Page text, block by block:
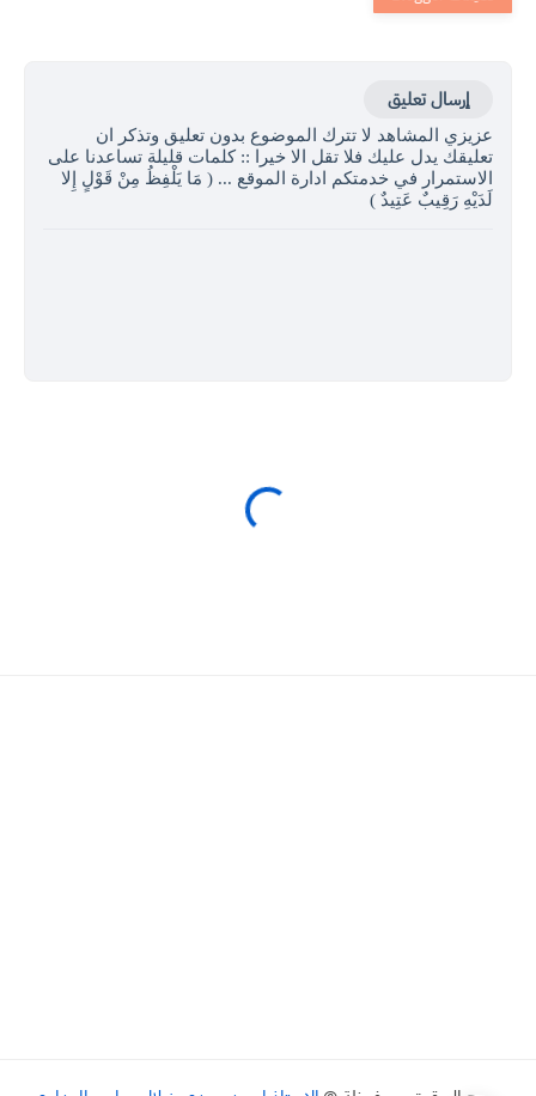
إرسال تعليق
عزيزي المشاهد لا تترك الموضوع بدون تعليق وتذكر ان
تعليقك يدل عليك فلا تقل الا خيرا :: كلمات قليلة تساعدنا على
الاستمرار في خدمتكم ادارة الموقع ... ( مَا يَلْفِظُ مِنْ قَوْلٍ إِلا
لَدَيْهِ رَقِيبٌ عَتِيدٌ )